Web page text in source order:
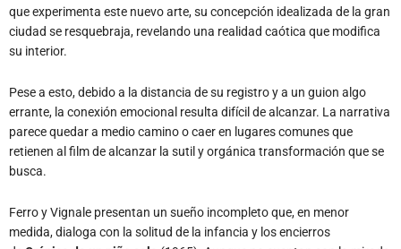
que experimenta este nuevo arte, su concepción idealizada de la gran
ciudad se resquebraja, revelando una realidad caótica que modifica
su interior.
Pese a esto, debido a la distancia de su registro y a un guion algo
errante, la conexión emocional resulta difícil de alcanzar. La narrativa
parece quedar a medio camino o caer en lugares comunes que
retienen al film de alcanzar la sutil y orgánica transformación que se
busca.
Ferro y Vignale presentan un sueño incompleto que, en menor
medida, dialoga con la solitud de la infancia y los encierros